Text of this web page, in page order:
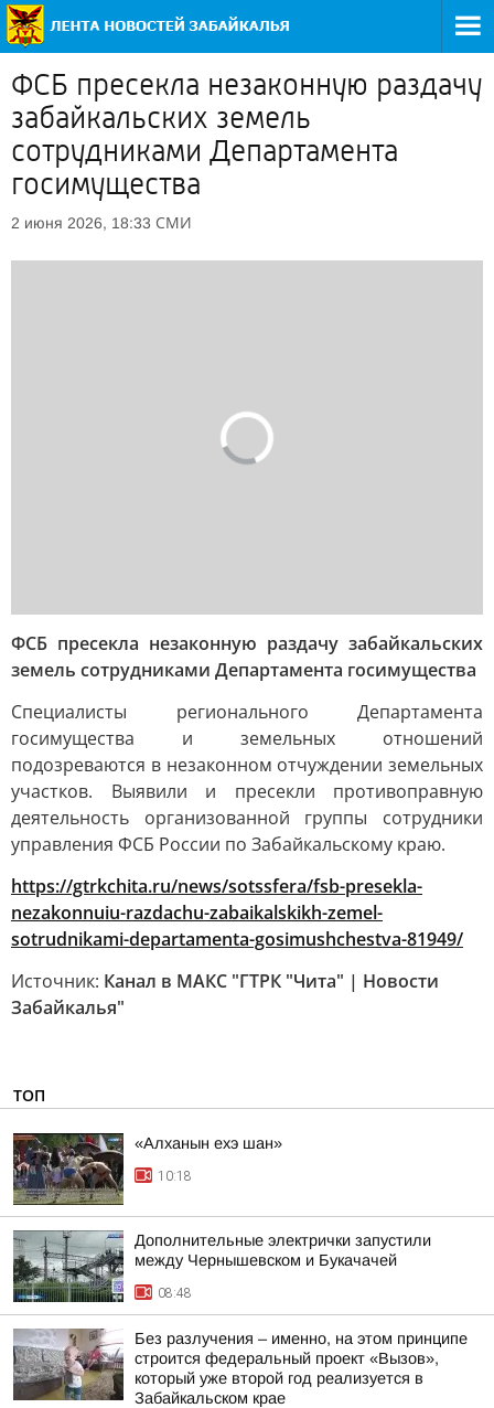
ФСБ пресекла незаконную раздачу
забайкальских земель
сотрудниками Департамента
госимущества
2 июня 2026, 18:33 СМИ
ФСБ пресекла незаконную раздачу забайкальских
земель сотрудниками Департамента госимущества
Специалисты регионального Департамента
госимущества и земельных отношений
подозреваются в незаконном отчуждении земельных
участков. Выявили и пресекли противоправную
деятельность организованной группы сотрудники
управления ФСБ России по Забайкальскому краю.
https://gtrkchita.ru/news/sotssfera/fsb-presekla-
nezakonnuiu-razdachu-zabaikalskikh-zemel-
sotrudnikami-departamenta-gosimushchestva-81949/
Источник: Канал в МАКС "ГТРК "Чита" | Новости
Забайкалья"
ТОП
«Алханын ехэ шан»
10:18
Дополнительные электрички запустили
между Чернышевском и Букачачей
08:48
Без разлучения – именно, на этом принципе
строится федеральный проект «Вызов»,
который уже второй год реализуется в
Забайкальском крае